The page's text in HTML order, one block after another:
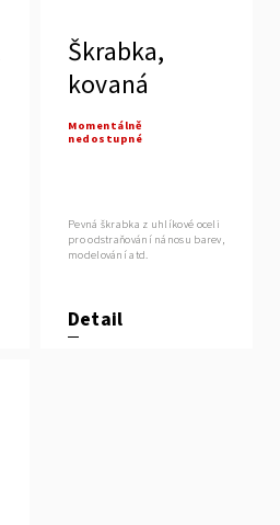
Škrabka,
kovaná
Momentálně
nedostupné
Detail
Pevná škrabka z uhlíkové oceli
pro odstraňování nánosu barev,
modelování atd.